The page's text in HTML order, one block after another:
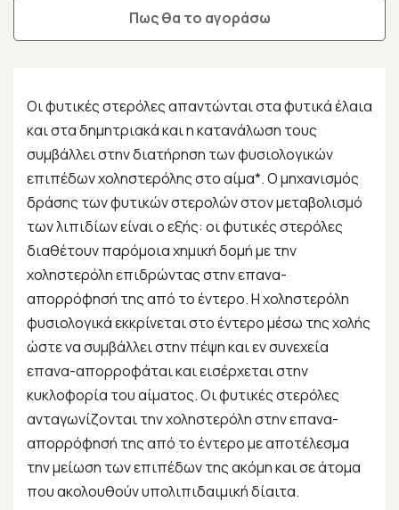
Πως θα το αγοράσω
Οι φυτικές στερόλες απαντώνται στα φυτικά έλαια
και στα δημητριακά και η κατανάλωση τους
συμβάλλει στην διατήρηση των φυσιολογικών
επιπέδων χοληστερόλης στο αίμα*. Ο μηχανισμός
δράσης των φυτικών στερολών στον μεταβολισμό
των λιπιδίων είναι ο εξής: οι φυτικές στερόλες
διαθέτουν παρόμοια χημική δομή με την
χοληστερόλη επιδρώντας στην επανα-
απορρόφησή της από το έντερο. Η χοληστερόλη
φυσιολογικά εκκρίνεται στο έντερο μέσω της χολής
ώστε να συμβάλλει στην πέψη και εν συνεχεία
επανα-απορροφάται και εισέρχεται στην
κυκλοφορία του αίματος. Οι φυτικές στερόλες
ανταγωνίζονται την χοληστερόλη στην επανα-
απορρόφησή της από το έντερο με αποτέλεσμα
την μείωση των επιπέδων της ακόμη και σε άτομα
που ακολουθούν υπολιπιδαιμική δίαιτα.